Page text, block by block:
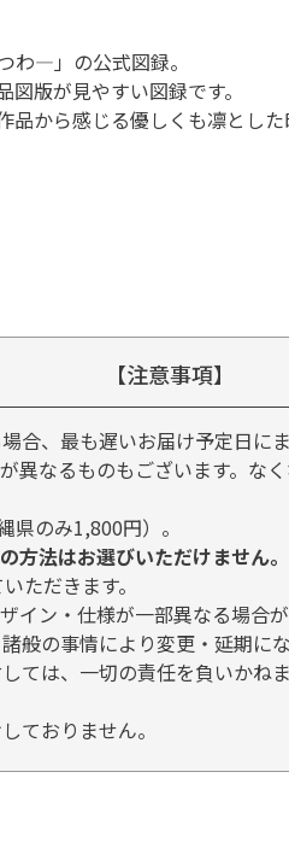
わ―」の公式図録。
版が見やすい図録です。
から感じる優しくも凛とした
【注意事項】
合、最も遅いお届け予定日に
異なるものもございます。な
のみ1,800円）。
方法はお選びいただけません。
ただきます。
イン・仕様が一部異なる場合が
般の事情により変更・延期に
ては、一切の責任を負いかねま
ておりません。